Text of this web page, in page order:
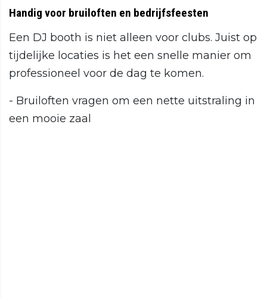
Handig voor bruiloften en bedrijfsfeesten
Een DJ booth is niet alleen voor clubs. Juist op
tijdelijke locaties is het een snelle manier om
professioneel voor de dag te komen.
- Bruiloften vragen om een nette uitstraling in
een mooie zaal